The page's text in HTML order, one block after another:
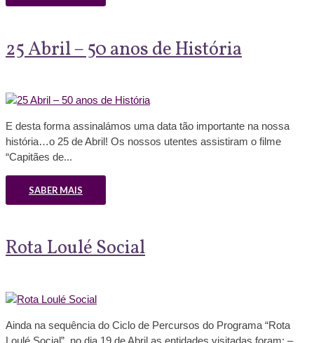
25 Abril – 50 anos de História
E desta forma assinalámos uma data tão importante na nossa
história…o 25 de Abril! Os nossos utentes assistiram o filme
“Capitães de...
SABER MAIS
Rota Loulé Social
Ainda na sequência do Ciclo de Percursos do Programa “Rota
Loulé Social”, no dia 19 de Abril as entidades visitadas foram: –